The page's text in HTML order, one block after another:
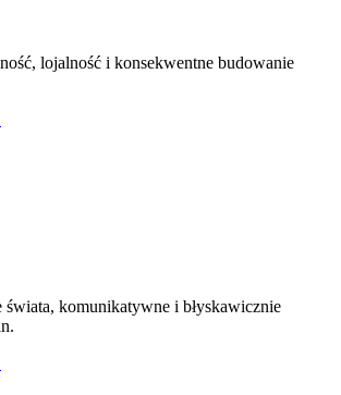
lojalność i konsekwentne budowanie
świata, komunikatywne i błyskawicznie